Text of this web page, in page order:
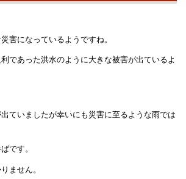
害になっているようですね。
であった洪水のように大きな被害が出ているよ
ていましたが幸いにも災害に至るような雨では
です。
ません。